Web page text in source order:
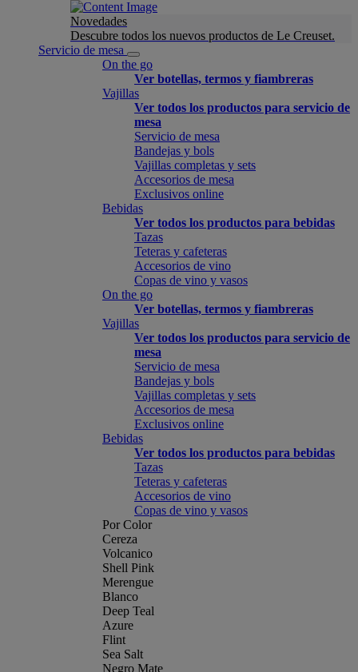
Novedades
Descubre todos los nuevos productos de Le Creuset.
Servicio de mesa
On the go
Ver botellas, termos y fiambreras
Vajillas
Ver todos los productos para servicio de
mesa
Servicio de mesa
Bandejas y bols
Vajillas completas y sets
Accesorios de mesa
Exclusivos online
Bebidas
Ver todos los productos para bebidas
Tazas
Teteras y cafeteras
Accesorios de vino
Copas de vino y vasos
On the go
Ver botellas, termos y fiambreras
Vajillas
Ver todos los productos para servicio de
mesa
Servicio de mesa
Bandejas y bols
Vajillas completas y sets
Accesorios de mesa
Exclusivos online
Bebidas
Ver todos los productos para bebidas
Tazas
Teteras y cafeteras
Accesorios de vino
Copas de vino y vasos
Por Color
Cereza
Volcanico
Shell Pink
Merengue
Blanco
Deep Teal
Azure
Flint
Sea Salt
Negro Mate